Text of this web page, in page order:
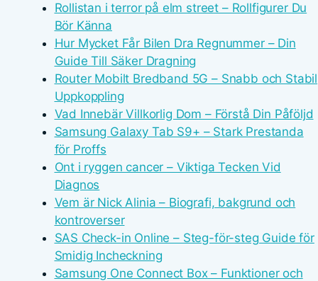
Rollistan i terror på elm street – Rollfigurer Du
Bör Känna
Hur Mycket Får Bilen Dra Regnummer – Din
Guide Till Säker Dragning
Router Mobilt Bredband 5G – Snabb och Stabil
Uppkoppling
Vad Innebär Villkorlig Dom – Förstå Din Påföljd
Samsung Galaxy Tab S9+ – Stark Prestanda
för Proffs
Ont i ryggen cancer – Viktiga Tecken Vid
Diagnos
Vem är Nick Alinia – Biografi, bakgrund och
kontroverser
SAS Check-in Online – Steg-för-steg Guide för
Smidig Incheckning
Samsung One Connect Box – Funktioner och